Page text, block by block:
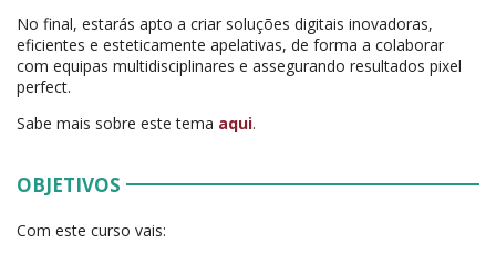
No final, estarás apto a criar soluções digitais inovadoras,
eficientes e esteticamente apelativas, de forma a colaborar
com equipas multidisciplinares e assegurando resultados pixel
perfect.
Sabe mais sobre este tema aqui.
OBJETIVOS
Com este curso vais: